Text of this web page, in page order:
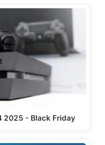
2025 - Black Friday